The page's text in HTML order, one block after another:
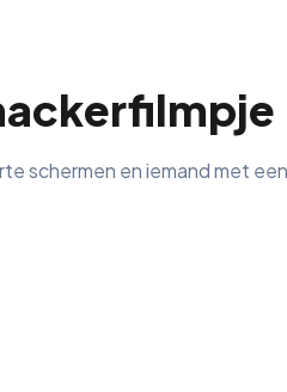
schermen en iemand met